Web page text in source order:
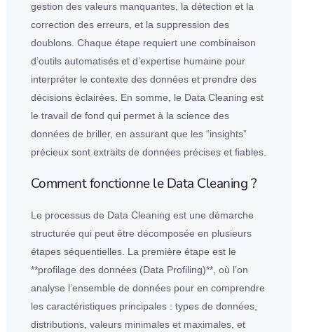
gestion des valeurs manquantes, la détection et la
correction des erreurs, et la suppression des
doublons. Chaque étape requiert une combinaison
d’outils automatisés et d’expertise humaine pour
interpréter le contexte des données et prendre des
décisions éclairées. En somme, le Data Cleaning est
le travail de fond qui permet à la science des
données de briller, en assurant que les “insights”
précieux sont extraits de données précises et fiables.
Comment fonctionne le Data Cleaning ?
Le processus de Data Cleaning est une démarche
structurée qui peut être décomposée en plusieurs
étapes séquentielles. La première étape est le
**profilage des données (Data Profiling)**, où l’on
analyse l’ensemble de données pour en comprendre
les caractéristiques principales : types de données
distributions, valeurs minimales et maximales, et